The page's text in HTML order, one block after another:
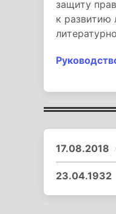
защиту
к развитию
17.08.2018
23.04.1932